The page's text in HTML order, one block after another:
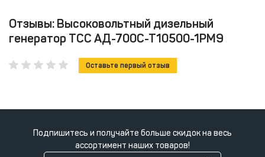
Отзывы: Высоковольтный дизельный
генератор ТСС АД-700С-Т10500-1РМ9
Оставьте первый отзыв
Подпишитесь и получайте больше скидок на весь
ассортимент наших товаров!